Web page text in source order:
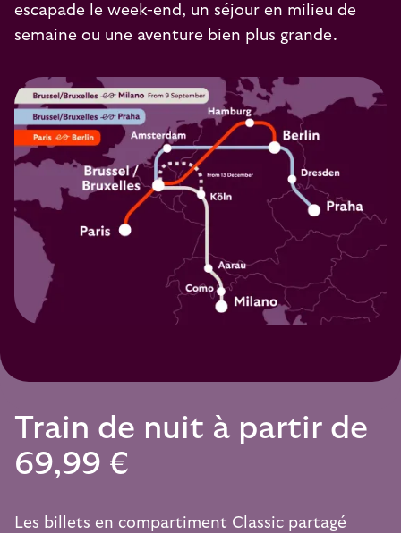
escapade le week-end, un séjour en milieu de
semaine ou une aventure bien plus grande.
Train de nuit à partir de
69,99 €
Les billets en compartiment Classic partagé